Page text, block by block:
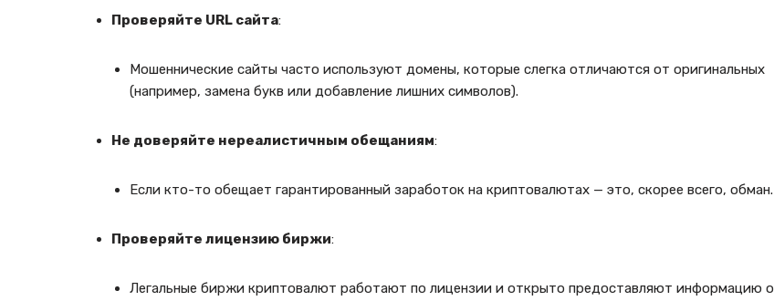
Проверяйте URL сайта:
Мошеннические сайты часто используют домены, которые слегка отличаются от оригинальных
(например, замена букв или добавление лишних символов).
Не доверяйте нереалистичным обещаниям:
Если кто-то обещает гарантированный заработок на криптовалютах — это, скорее всего, обман.
Проверяйте лицензию биржи:
Легальные биржи криптовалют работают по лицензии и открыто предоставляют информацию о